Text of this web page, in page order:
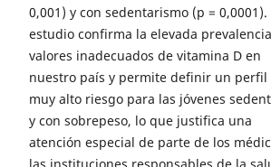
0,001) y con sedentarismo (p = 0,0001).
estudio confirma la elevada
valores inadecuados de vitamina D en
nuestro país y permite definir un perfil
muy alto riesgo para las jóvenes
y con sobrepeso, lo que justifica una
atención especial de parte de los